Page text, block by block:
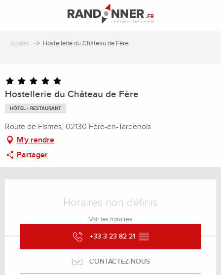
principal
Accueil Hostellerie du Château de Fère
Hostellerie du Château de Fère
HÔTEL - RESTAURANT
Route de Fismes, 02130 Fère-en-Tardenois
M'y rendre
Partager
Horaires non définis
Voir les horaires
+33 3 23 82 21 ▒▒
CONTACTEZ-NOUS